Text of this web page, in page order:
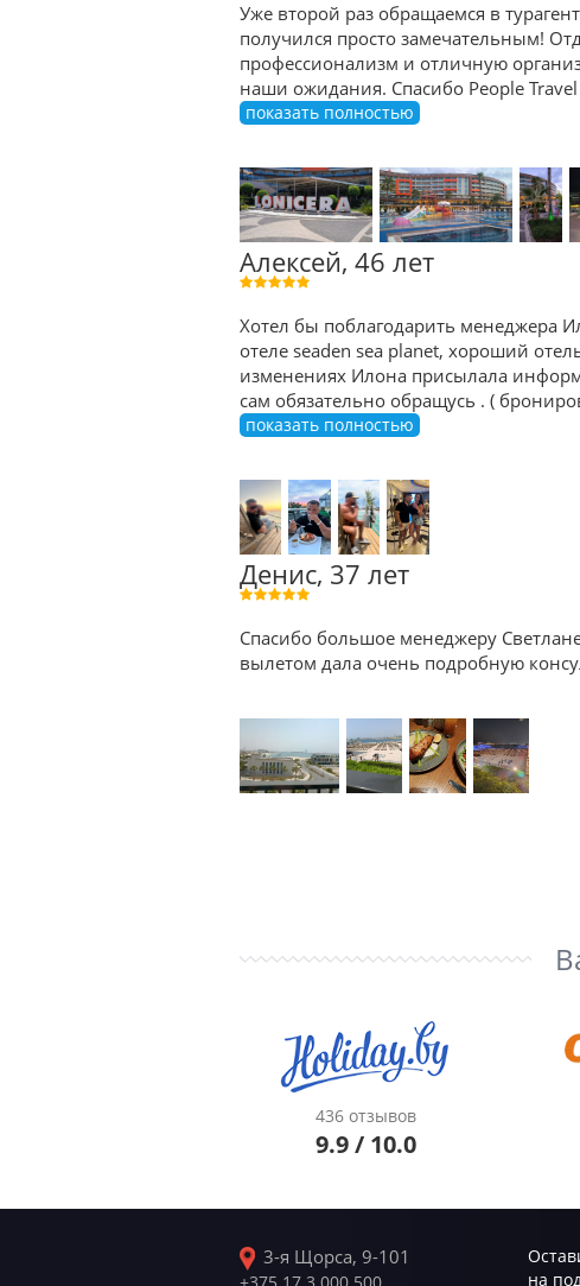
Уже второй раз обращаемся в
получился просто замечательным!
профессионализм и отличную
наши ожидания. Спасибо People
показать полностью
Алексей, 46 лет
Хотел бы поблагодарить менеджера
отеле seaden sea planet, хороший
изменениях Илона присылала
сам обязательно обращусь . (
показать полностью
Денис, 37 лет
Спасибо большое менеджеру
вылетом дала очень подробную
436 отзывов
9.9 / 10.0
3-я Щорса, 9-101
на